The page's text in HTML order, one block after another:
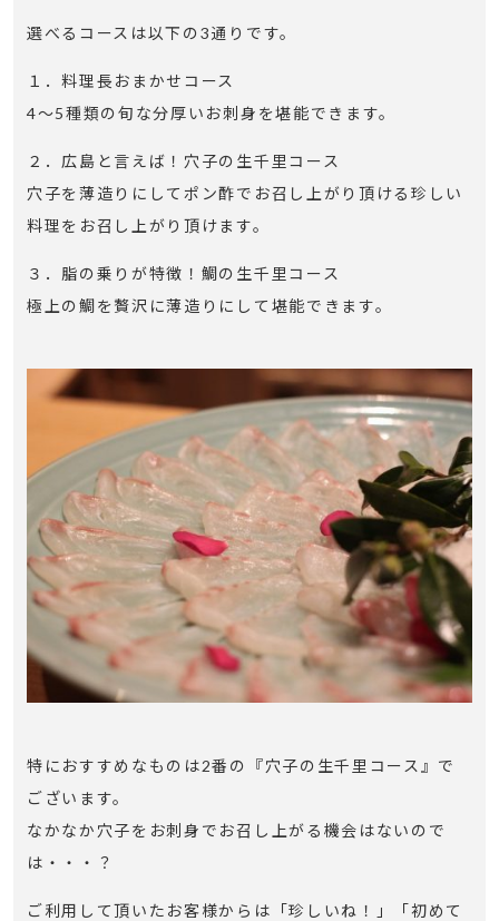
選べるコースは以下の3通りです。
１．料理長おまかせコース
4～5種類の旬な分厚いお刺身を堪能できます。
２．広島と言えば！穴子の生千里コース
穴子を薄造りにしてポン酢でお召し上がり頂ける珍しい
料理をお召し上がり頂けます。
３．脂の乗りが特徴！鯛の生千里コース
極上の鯛を贅沢に薄造りにして堪能できます。
特におすすめなものは2番の『穴子の生千里コース』で
ございます。
なかなか穴子をお刺身でお召し上がる機会はないので
は・・・？
ご利用して頂いたお客様からは「珍しいね！」「初めて